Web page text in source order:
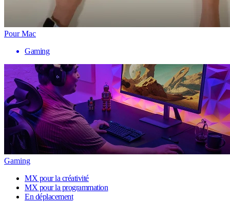
Pour Mac
Gaming
Gaming
MX pour la créativité
MX pour la programmation
En déplacement